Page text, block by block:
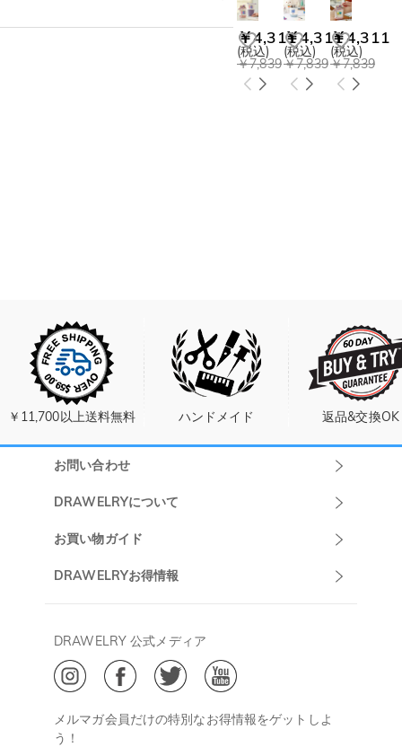
￥4,311
(税込)
￥7,839
￥4,311
(税込)
￥7,839
￥4,311
(税込)
￥7,839
￥11,700以上送料無料 ハンドメイド 返品&交換OK
お問い合わせ
DRAWELRYについて
DRAWELRYについて
ご利用規約
ご特定商取引法に基づく表示
お買い物ガイド
発送について
ジュエリーお手入れ
Drawelry Blog
DRAWELRYお得情報
会員・ポイントについて
メルマガ会員だけの特別なお得情報をゲットしよ
う！
DRAWELRY 公式メディア